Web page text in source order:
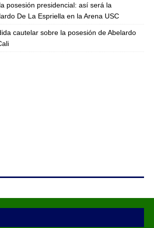
posesión presidencial: así será la
De La Espriella en la Arena USC
cautelar sobre la posesión de Abelardo